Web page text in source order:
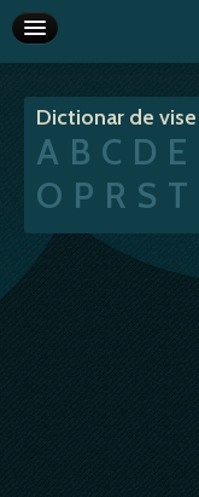
Interpretare vise
Articole
Va recomandam
Dictionar de vise
A B C D E
O P R S T